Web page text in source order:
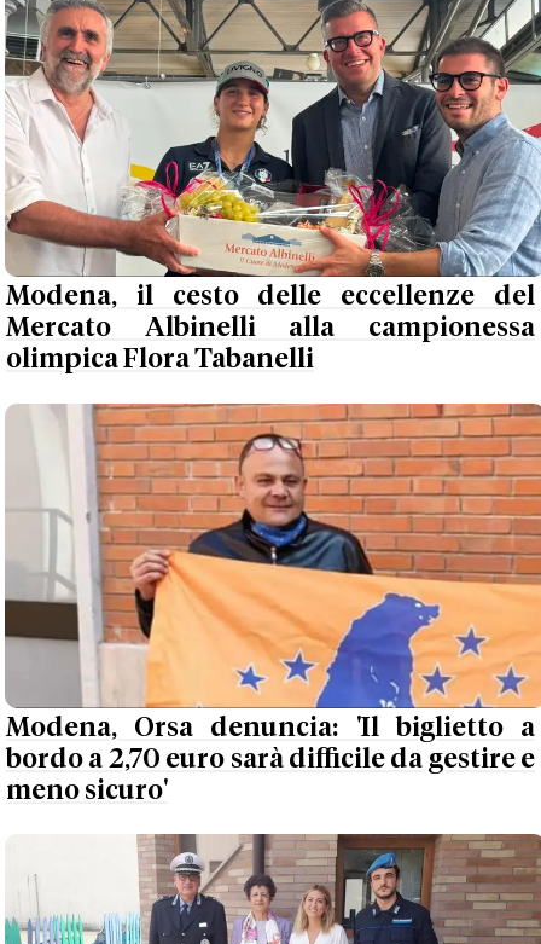
Modena, il cesto delle eccellenze del
Mercato Albinelli alla campionessa
olimpica Flora Tabanelli
Modena, Orsa denuncia: 'Il biglietto a
bordo a 2,70 euro sarà difficile da gestire e
meno sicuro'